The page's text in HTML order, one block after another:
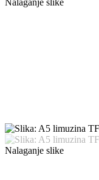
Nalaganje slike
Nalaganje slike